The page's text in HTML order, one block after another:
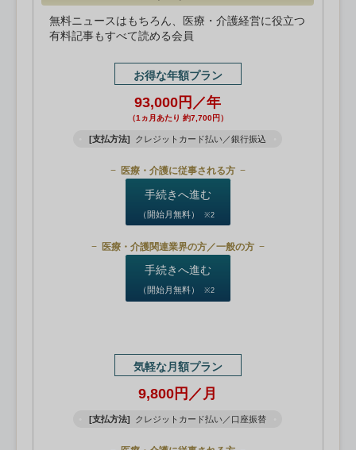
無料ニュースはもちろん、医療・介護経営に役立つ
有料記事もすべて読める会員
お得な年額プラン
93,000円／年
（1ヵ月あたり 約7,700円）
[支払方法] クレジットカード払い／銀行振込
医療・介護に従事される方
手続きへ進む
（開始月無料） ※2
医療・介護関連業界の方／一般の方
手続きへ進む
（開始月無料） ※2
気軽な月額プラン
9,800円／月
[支払方法] クレジットカード払い／口座振替